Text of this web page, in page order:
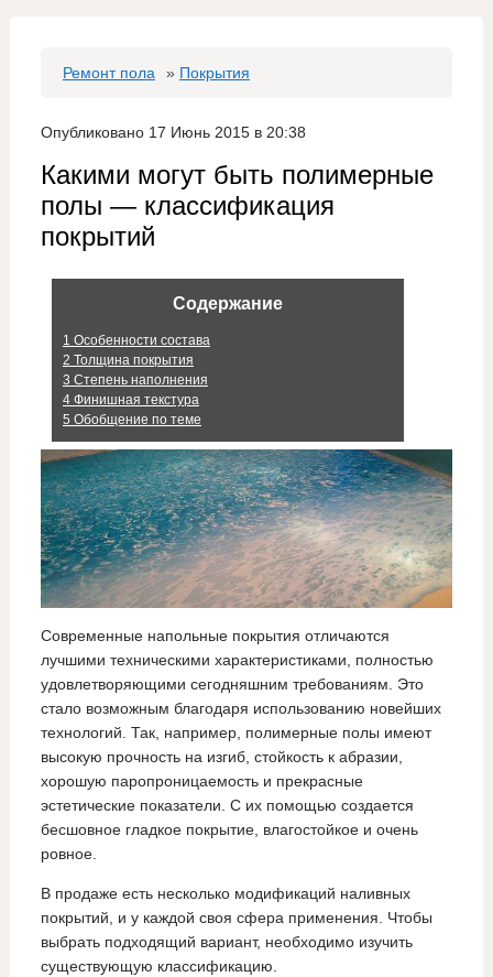
Ремонт пола » Покрытия
Опубликовано 17 Июнь 2015 в 20:38
Какими могут быть полимерные
полы — классификация
покрытий
Содержание
1 Особенности состава
2 Толщина покрытия
3 Степень наполнения
4Финишная текстура
5 Обобщение по теме
Современные напольные покрытия отличаются
лучшими техническими характеристиками, полностью
удовлетворяющими сегодняшним требованиям. Это
стало возможным благодаря использованию новейших
технологий. Так, например, полимерные полы имеют
высокую прочность на изгиб, стойкость к абразии,
хорошую паропроницаемость и прекрасные
эстетические показатели. С их помощью создается
бесшовное гладкое покрытие, влагостойкое и очень
ровное.
В продаже есть несколько модификаций наливных
покрытий, и у каждой своя сфера применения. Чтобы
выбрать подходящий вариант, необходимо изучить
существующую классификацию.